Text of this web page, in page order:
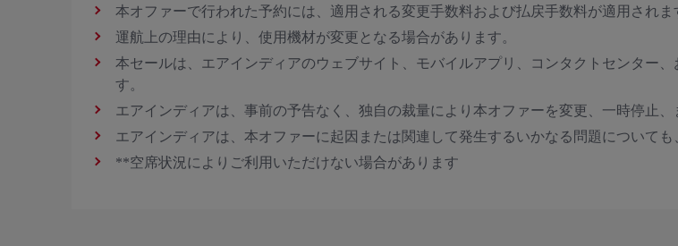
本オファーで行われた予約には、適用される変更手数料および払戻手数料が適用されま
運航上の理由により、使用機材が変更となる場合があります。
本セールは、エアインディアのウェブサイト、モバイルアプリ、コンタクトセンター
す。
エアインディアは、事前の予告なく、独自の裁量により本オファーを変更、一時停止、
エアインディアは、本オファーに起因または関連して発生するいかなる問題についても
**空席状況によりご利用いただけない場合があります